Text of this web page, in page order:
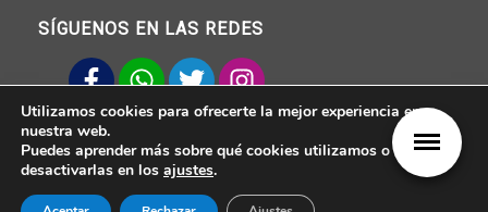
Reserva tu prueba
Obtener oferta
SÍGUENOS EN LAS REDES
Aviso legal
Política de Privacidad
Política de Cookies
Utilizamos cookies para ofrecerte la mejor experiencia en
nuestra web.
Puedes aprender más sobre qué cookies utilizamos o
desactivarlas en los ajustes.